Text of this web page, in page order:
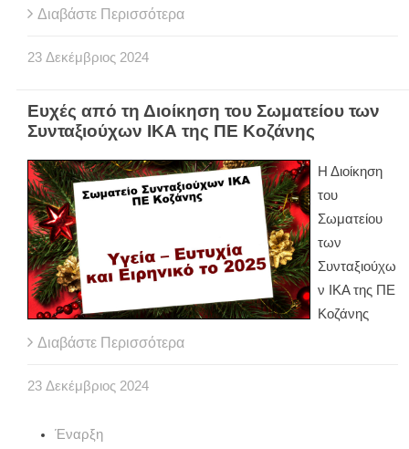
Διαβάστε Περισσότερα
23 Δεκέμβριος 2024
Ευχές από τη Διοίκηση του Σωματείου των
Συνταξιούχων ΙΚΑ της ΠΕ Κοζάνης
Η Διοίκηση
του
Σωματείου
των
Συνταξιούχω
ν ΙΚΑ της ΠΕ
Κοζάνης
Διαβάστε Περισσότερα
23 Δεκέμβριος 2024
Έναρξη